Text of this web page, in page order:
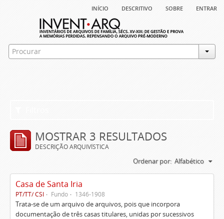
início descritivo sobre entrar
MOSTRAR 3 RESULTADOS
DESCRIÇÃO ARQUIVÍSTICA
Ordenar por: Alfabético
Casa de Santa Iria
PT/TT/ CSI Fundo 1346-1908
Trata-se de um arquivo de arquivos, pois que incorpora
documentação de três casas titulares, unidas por sucessivos